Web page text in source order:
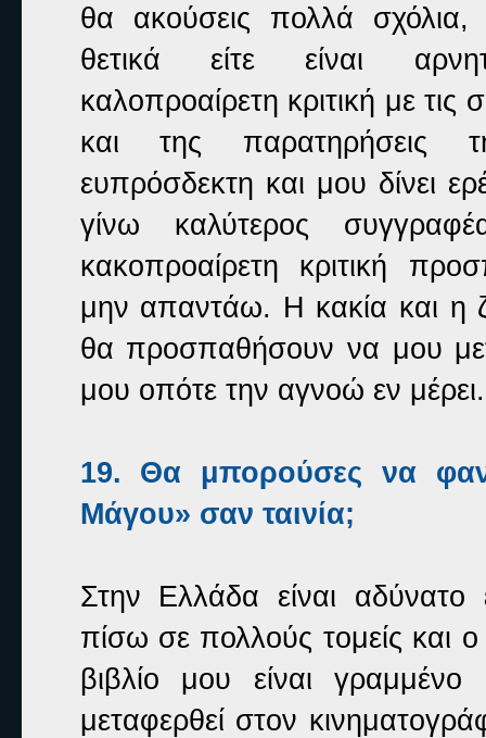
θα ακούσεις πολλά σχόλια,
θετικά είτε είναι
καλοπροαίρετη κριτική με τις
και της παρατηρήσεις
ευπρόσδεκτη και μου δίνει
γίνω καλύτερος
κακοπροαίρετη κριτική
μην απαντάω. Η κακία και η
θα προσπαθήσουν να μου
μου οπότε την αγνοώ εν μέρει.
19. Θα μπορούσες να
Μάγου» σαν ταινία;
Στην Ελλάδα είναι αδύνατο
πίσω σε πολλούς τομείς και
βιβλίο μου είναι
μεταφερθεί στον